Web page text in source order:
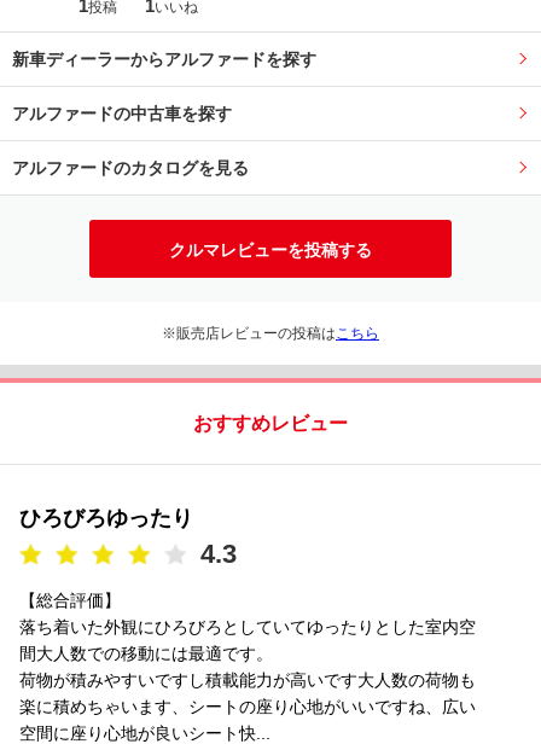
1投稿 1いいね
新車ディーラーからアルファードを探す
アルファードの中古車を探す
アルファードのカタログを見る
クルマレビューを投稿する
※販売店レビューの投稿は こちら
おすすめレビュー
ひろびろゆったり
4.3
【総合評価】
落ち着いた外観にひろびろとしていてゆったりとした室内空
間大人数での移動には最適です。
荷物が積みやすいですし積載能力が高いです大人数の荷物も
楽に積めちゃいます、シートの座り心地がいいですね、広い
空間に座り心地が良いシート快...